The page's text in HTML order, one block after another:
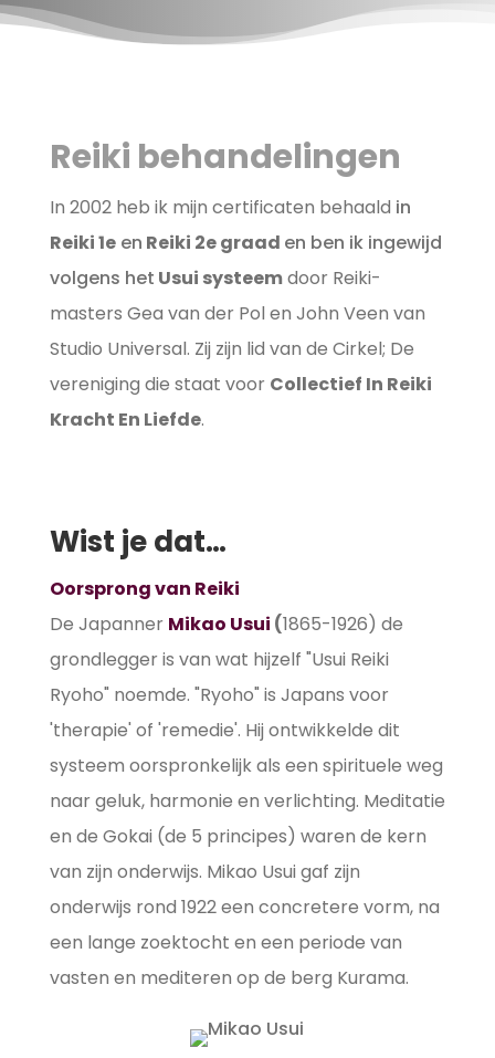
Reiki behandelingen
In 2002 heb ik mijn certificaten behaald in
Reiki 1een Reiki 2egraad en ben ik ingewijd
volgens het Usui systeemdoor Reiki-
masters Gea van der Pol en John Veen van
Studio Universal. Zij zijn lid van de Cirkel; De
vereniging die staat voor Collectief In Reiki
Kracht En Liefde.
Wist je dat…
Oorsprong van Reiki
De Japanner Mikao Usui (1865-1926) de
grondlegger is van wat hijzelf "Usui Reiki
Ryoho" noemde. "Ryoho" is Japans voor
'therapie' of 'remedie'. Hij ontwikkelde dit
systeem oorspronkelijk als een spirituele weg
naar geluk, harmonie en verlichting. Meditatie
en de Gokai (de 5 principes) waren de kern
van zijn onderwijs. Mikao Usui gaf zijn
onderwijs rond 1922 een concretere vorm, na
een lange zoektocht en een periode van
vasten en mediteren op de berg Kurama.